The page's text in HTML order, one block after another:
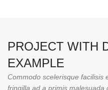
PROJECT WITH
EXAMPLE
Commodo scelerisque facilisis
fringilla ad a primis malesuada